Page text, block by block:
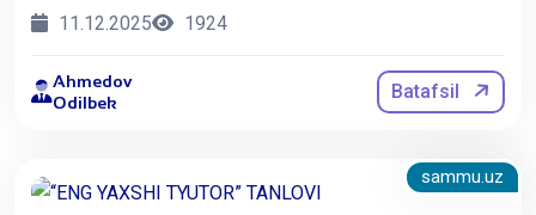
11.12.2025 1924
Ahmedov
Odilbek
Batafsil
sammu.uz